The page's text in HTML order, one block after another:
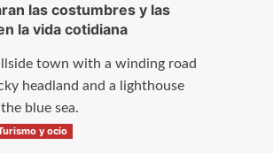
las costumbres y las
la vida cotidiana
y ocio